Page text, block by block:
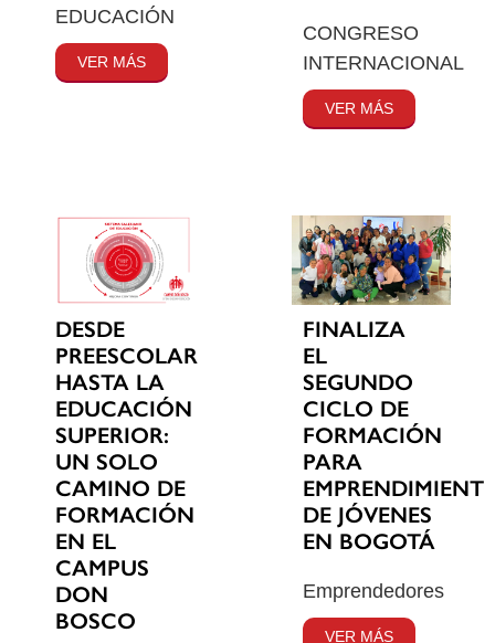
EDUCACIÓN
VER MÁS
CONGRESO
INTERNACIONAL
VER MÁS
DESDE
PREESCOLAR
HASTA LA
EDUCACIÓN
SUPERIOR:
UN SOLO
CAMINO DE
FORMACIÓN
EN EL
CAMPUS
DON
BOSCO
FINALIZA
EL
SEGUNDO
CICLO DE
FORMACIÓN
PARA
DE JÓVENES
EN BOGOTÁ
Emprendedores
VER MÁS